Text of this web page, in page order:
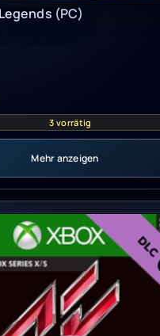
(PC)
3 vorrätig
Mehr anzeigen
- Ready To Race Pack